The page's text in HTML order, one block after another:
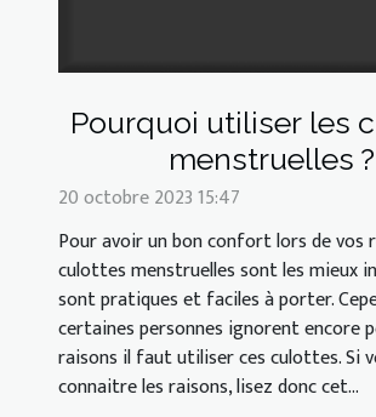
Pourquoi utiliser les
menstruelles ?
20 octobre 2023 15:47
Pour avoir un bon confort lors de vos
culottes menstruelles sont les mieux
sont pratiques et faciles à porter.
certaines personnes ignorent encore
raisons il faut utiliser ces culottes. Si
connaitre les raisons, lisez donc cet...